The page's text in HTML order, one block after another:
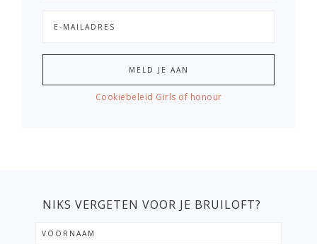
Cookiebeleid Girls of honour
NIKS VERGETEN VOOR JE BRUILOFT?